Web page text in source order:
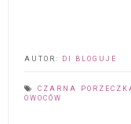
AUTOR: DI BLOGUJE
CZARNA
OWOCÓW